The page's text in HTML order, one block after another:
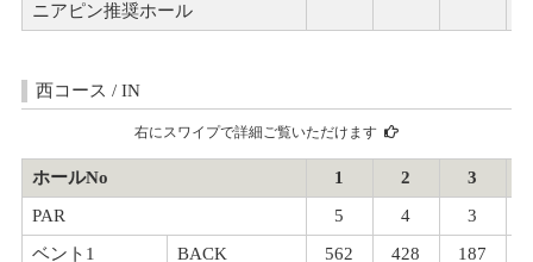
ニアピン推奨ホール
西コース / IN
右にスワイプで詳細ご覧いただけます
ホールNo 1 2
3
PAR
5 4
3
ベント1
BACK 562 428 187